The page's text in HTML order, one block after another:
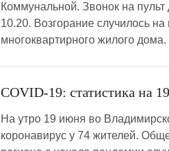
Коммунальной. Звонок на пульт
10.20. Возгорание случилось
многоквартирного жилого дома.
COVID-19: статистика на
На утро 19 июня во
коронавирус у 74 жителей.